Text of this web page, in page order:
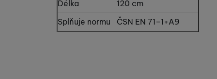
Tyto cookies nám
návštěv a zdroje
Délka
120 cm
Splňuje normu
ČSN EN 71–1+A9